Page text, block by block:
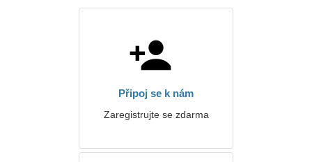
Připoj se k nám
Zaregistrujte se zdarma